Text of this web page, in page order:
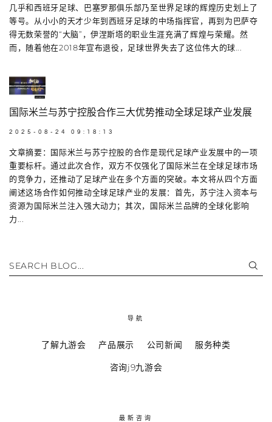
几乎和西班牙足球、巴塞罗那俱乐部乃至世界足球的辉煌历史划上了
等号。从小小的天才少年到西班牙足球的中场指挥官，再到为巴萨夺
得无数荣誉的“大脑”，伊涅斯塔的职业生涯充满了辉煌与荣耀。然
而，随着他在2018年宣布退役，足球世界失去了这位伟大的球...
国际米兰与苏宁控股合作三大优势推动全球足球产业发展
2025-08-24 09:18:13
文章摘要：国际米兰与苏宁控股的合作是现代足球产业发展中的一项
重要标杆。通过此次合作，双方不仅强化了国际米兰在全球足球市场
的竞争力，还推动了足球产业在多个方面的突破。本文将从四个方面
阐述这场合作如何推动全球足球产业的发展：首先，苏宁注入资本与
资源为国际米兰注入强大动力；其次，国际米兰品牌的全球化影响
力...
SEARCH BLOG...
导航
了解九游会 产品展示 公司新闻 服务种类
咨询j9九游会
最新咨询